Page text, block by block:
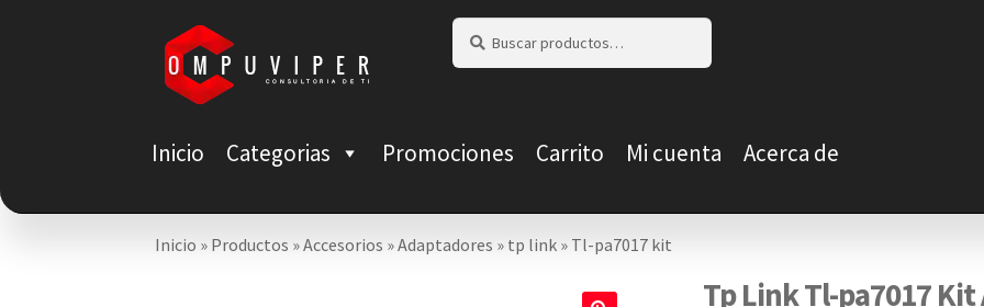
Saltar
navegación
contenido
Buscar
por:
Buscar
Inicio Categorias Promociones Carrito Mi cuenta Acerca de
Inicio » Productos »Accesorios »Adaptadores » tp link» Tl-pa7017 kit
Tp Link Tl-pa7017